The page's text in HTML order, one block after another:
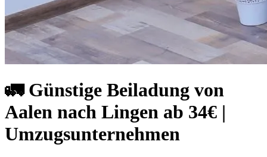
🚛 Günstige Beiladung von
Aalen nach Lingen ab 34€ |
Umzugsunternehmen